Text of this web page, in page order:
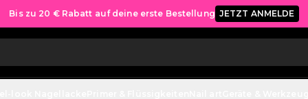
Bis zu 20 € Rabatt auf deine erste Bestellung JETZT ANMELDE